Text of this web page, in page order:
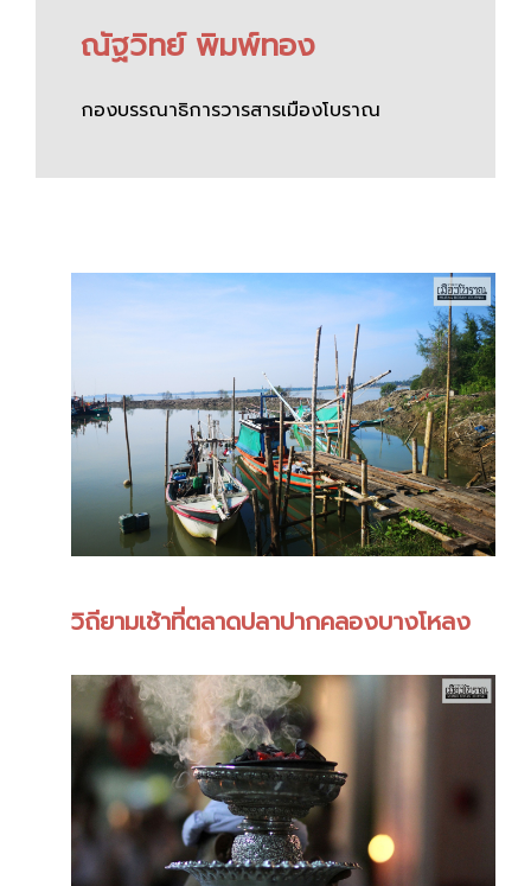
ณัฐวิทย์ พิมพ์ทอง
กองบรรณาธิการวารสารเมืองโบราณ
วิถียามเช้าที่ตลาดปลาปากคลองบางโหลง